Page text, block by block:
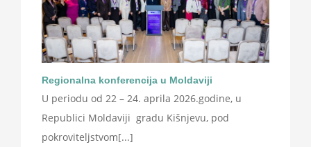
Regionalna konferencija u Moldaviji
U periodu od 22 – 24. aprila 2026.godine, u
Republici Moldaviji gradu Kišnjevu, pod
pokroviteljstvom[...]